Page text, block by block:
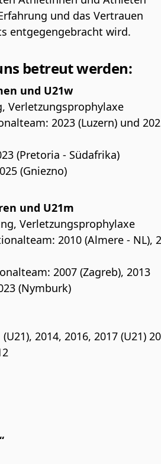
und das Vertrauen
entgegengebracht wird.
betreut werden:
und U21w
Verletzungsprophylaxe
2023 (Luzern) und
(Pretoria - Südafrika)
(Gniezno)
und U21m
Verletzungsprophylaxe
2010 (Almere - NL),
2007 (Zagreb), 2013
(Nymburk)
2014, 2016, 2017 (U21)